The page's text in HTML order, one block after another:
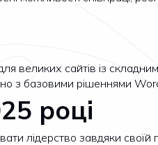
великих сайтів із
з базовими рішеннями
році
лідерство завдяки своїй